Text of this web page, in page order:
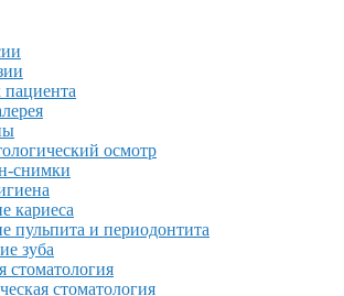
пациента
осмотр
снимки
кариеса
пульпита и периодонтита
зуба
стоматология
стоматология